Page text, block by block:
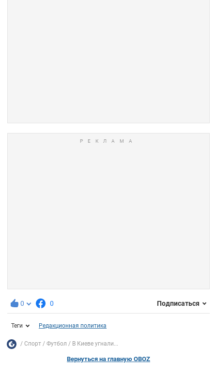
0 0 Подписаться
Теги Редакционная политика
Спорт Футбол В Киеве угнали...
Вернуться на главную OBOZ